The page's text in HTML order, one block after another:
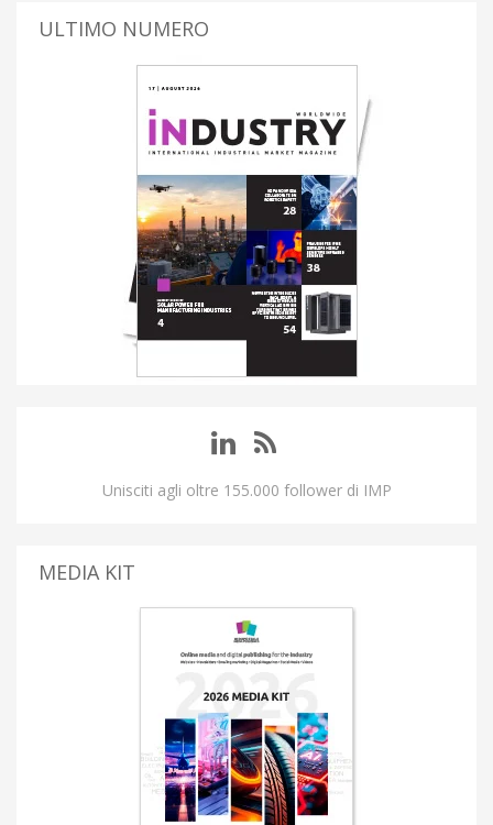
ULTIMO NUMERO
Unisciti agli oltre 155.000 follower di IMP
MEDIA KIT